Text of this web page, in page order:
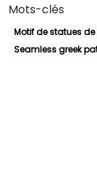
Mots-clés
Motif de statues
Seamless greek